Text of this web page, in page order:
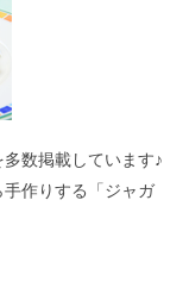
数掲載しています♪
作りする「ジャガ